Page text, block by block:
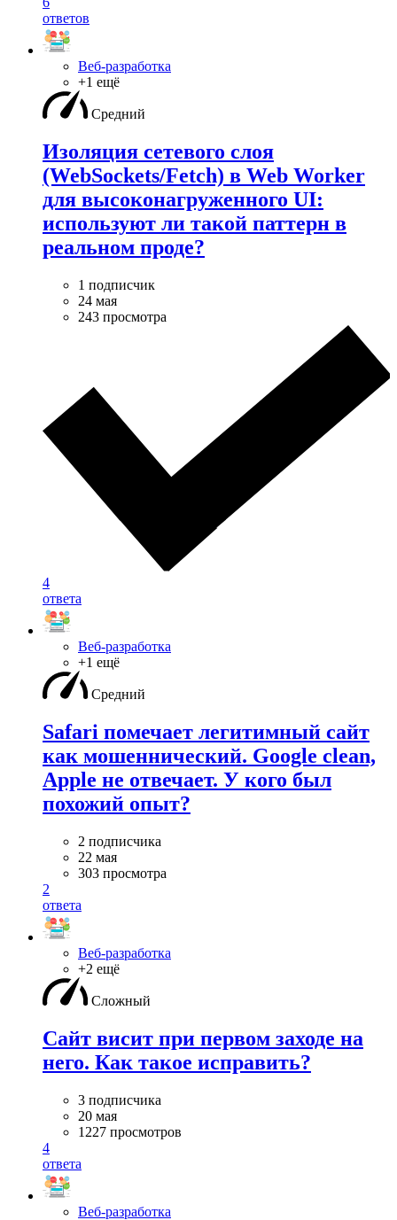
ответов
Веб-разработка
+1 ещё
Средний
Изоляция сетевого слоя
(WebSockets/Fetch) в Web Worker
для высоконагруженного UI:
используют ли такой паттерн в
реальном проде?
1 подписчик
24 мая
243 просмотра
4
ответа
Веб-разработка
+1 ещё
Средний
Safari помечает легитимный сайт
как мошеннический. Google clean,
Apple не отвечает. У кого был
похожий опыт?
2 подписчика
22 мая
303 просмотра
2
ответа
Веб-разработка
+2 ещё
Сложный
Сайт висит при первом заходе на
него. Как такое исправить?
3 подписчика
20 мая
1227 просмотров
4
ответа
Веб-разработка